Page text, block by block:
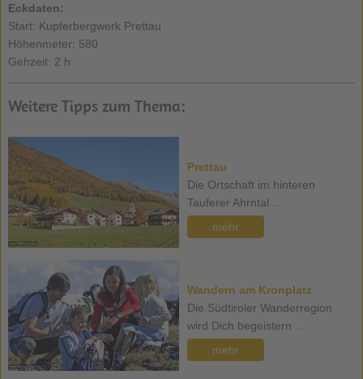
Eckdaten:
Start: Kupferbergwerk Prettau
Höhenmeter: 580
Gehzeit: 2 h
Weitere Tipps zum Thema:
Prettau
Die Ortschaft im hinteren
Tauferer Ahrntal ...
mehr
Wandern am Kronplatz
Die Südtiroler Wanderregion
wird Dich begeistern ...
mehr